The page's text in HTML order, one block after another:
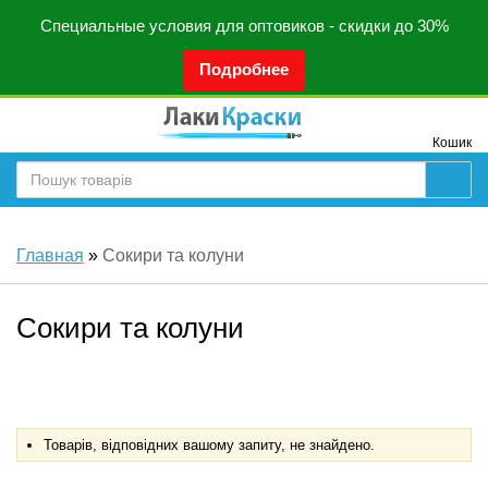
Специальные условия для оптовиков - скидки до 30%
Подробнее
Кошик
Главная » Сокири та колуни
Сокири та колуни
Товарів, відповідних вашому запиту, не знайдено.